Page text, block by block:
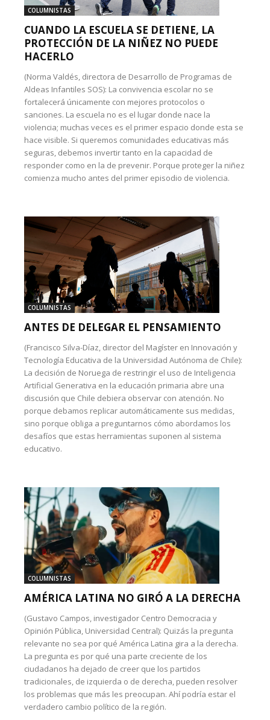
COLUMNISTAS
CUANDO LA ESCUELA SE DETIENE, LA
PROTECCIÓN DE LA NIÑEZ NO PUEDE
HACERLO
(Norma Valdés, directora de Desarrollo de Programas de
Aldeas Infantiles SOS): La convivencia escolar no se
fortalecerá únicamente con mejores protocolos o
sanciones. La escuela no es el lugar donde nace la
violencia; muchas veces es el primer espacio donde esta se
hace visible. Si queremos comunidades educativas más
seguras, debemos invertir tanto en la capacidad de
responder como en la de prevenir. Porque proteger la niñez
comienza mucho antes del primer episodio de violencia.
COLUMNISTAS
ANTES DE DELEGAR EL PENSAMIENTO
(Francisco Silva-Díaz, director del Magíster en Innovación y
Tecnología Educativa de la Universidad Autónoma de Chile):
La decisión de Noruega de restringir el uso de Inteligencia
Artificial Generativa en la educación primaria abre una
discusión que Chile debiera observar con atención. No
porque debamos replicar automáticamente sus medidas,
sino porque obliga a preguntarnos cómo abordamos los
desafíos que estas herramientas suponen al sistema
educativo.
COLUMNISTAS
AMÉRICA LATINA NO GIRÓ A LA DERECHA
(Gustavo Campos, investigador Centro Democracia y
Opinión Pública, Universidad Central): Quizás la pregunta
relevante no sea por qué América Latina gira a la derecha.
La pregunta es por qué una parte creciente de los
ciudadanos ha dejado de creer que los partidos
tradicionales, de izquierda o de derecha, pueden resolver
los problemas que más les preocupan. Ahí podría estar el
verdadero cambio político de la región.